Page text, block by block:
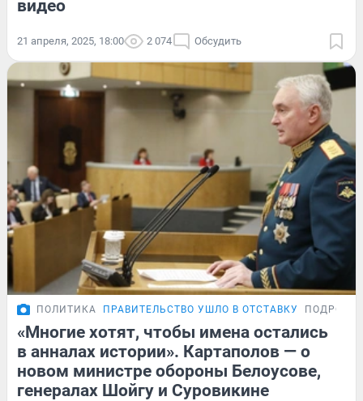
видео
21 апреля, 2025, 18:00 2 074 Обсудить
ПОЛИТИКА ПРАВИТЕЛЬСТВО УШЛО В ОТСТАВКУ
«Многие хотят, чтобы имена остались
в анналах истории». Картаполов — о
новом министре обороны Белоусове,
генералах Шойгу и Суровикине